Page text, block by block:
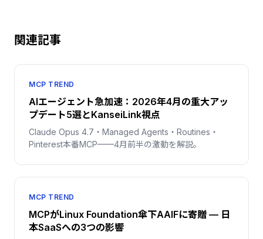
関連記事
MCP TREND
AIエージェント急加速：2026年4月の重大アッ
プデート5選とKanseiLink視点
Claude Opus 4.7・Managed Agents・Routines・
Pinterest本番MCP——4月前半の激動を解説。
MCP TREND
MCPがLinux Foundation傘下AAIFに寄贈 — 日
本SaaSへの3つの影響